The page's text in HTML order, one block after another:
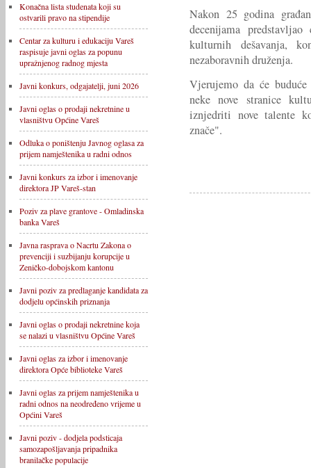
Konačna lista studenata koji su
ostvarili pravo na stipendije
Centar za kulturu i edukaciju Vareš
raspisuje javni oglas za popunu
upražnjenog radnog mjesta
Javni konkurs, odgajatelji, juni 2026
Javni oglas o prodaji nekretnine u
vlasništvu Općine Vareš
Odluka o poništenju Javnog oglasa za
prijem namještenika u radni odnos
Javni konkurs za izbor i imenovanje
direktora JP Vareš-stan
Poziv za plave grantove - Omladinska
banka Vareš
Javna rasprava o Nacrtu Zakona o
prevenciji i suzbijanju korupcije u
Zeničko-dobojskom kantonu
Javni poziv za predlaganje kandidata za
dodjelu općinskih priznanja
Javni oglas o prodaji nekretnine koja
se nalazi u vlasništvu Općine Vareš
Javni oglas za izbor i imenovanje
direktora Opće biblioteke Vareš
Javni oglas za prijem namještenika u
radni odnos na neodređeno vrijeme u
Općini Vareš
Javni poziv - dodjela podsticaja
samozapošljavanja pripadnika
branilačke populacije
Nakon 25 godina
decenijama
kulturnih dešavanja,
nezaboravnih druženja.
Vjerujemo da će
neke nove stranice
iznjedriti nove talente
znače".